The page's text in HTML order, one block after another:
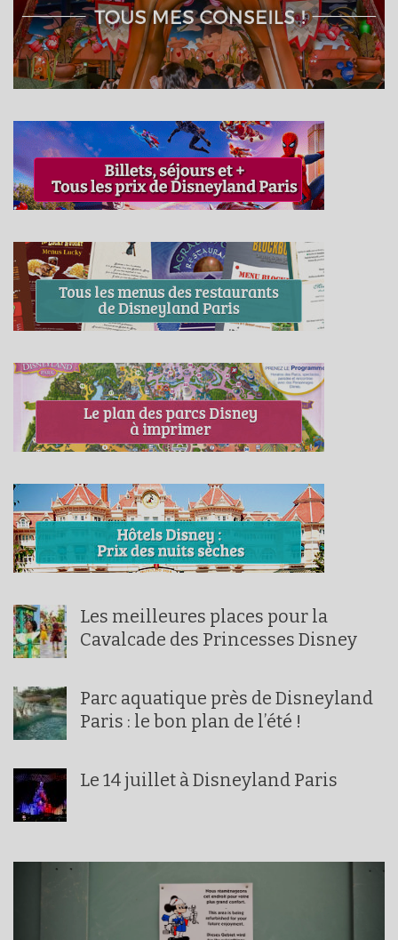
Les meilleures places pour la
Cavalcade des Princesses Disney
Parc aquatique près de Disneyland
Paris : le bon plan de l’été !
Le 14 juillet à Disneyland Paris